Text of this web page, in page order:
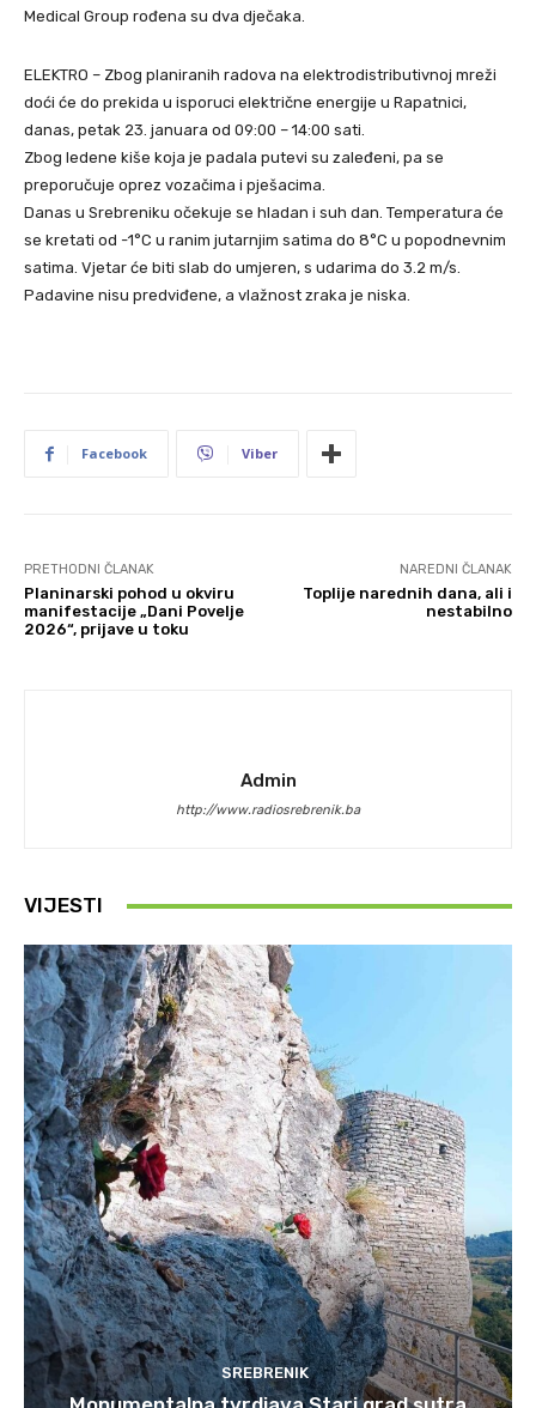
Medical Group rođena su dva dječaka.
ELEKTRO – Zbog planiranih radova na elektrodistributivnoj mreži
doći će do prekida u isporuci električne energije u Rapatnici,
danas, petak 23. januara od 09:00 – 14:00 sati.
Zbog ledene kiše koja je padala putevi su zaleđeni, pa se
preporučuje oprez vozačima i pješacima.
Danas u Srebreniku očekuje se hladan i suh dan. Temperatura će
se kretati od -1°C u ranim jutarnjim satima do 8°C u popodnevnim
satima. Vjetar će biti slab do umjeren, s udarima do 3.2 m/s.
Padavine nisu predviđene, a vlažnost zraka je niska.
Facebook Viber
PRETHODNI ČLANAK
Planinarski pohod u okviru
manifestacije „Dani Povelje
2026“, prijave u toku
NAREDNI ČLANAK
Toplije narednih dana, ali i
nestabilno
Admin
http://www.radiosrebrenik.ba
VIJESTI
SREBRENIK